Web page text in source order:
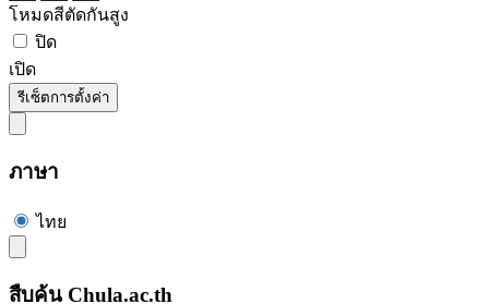
โหมดสีตัดกันสูง
ปิด
เปิด
รีเซ็ตการตั้งค่า
ภาษา
ไทย
สืบค้น Chula.ac.th